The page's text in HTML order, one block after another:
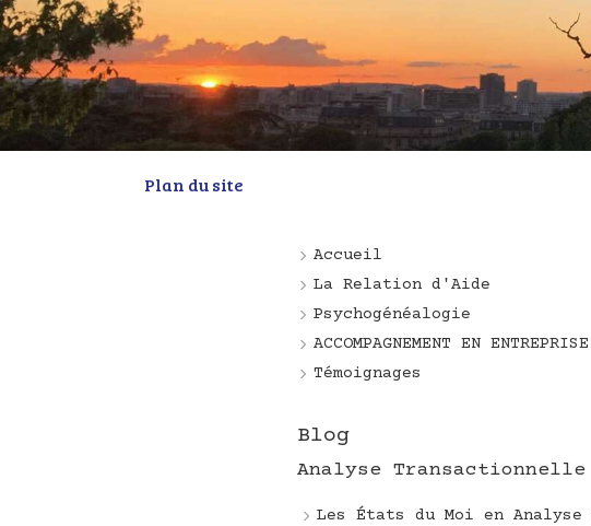
Plan du site
Accueil
La Relation d'Aide
Psychogénéalogie
ACCOMPAGNEMENT EN ENTREPRISE
Témoignages
Blog
Analyse Transactionnelle
Les États du Moi en